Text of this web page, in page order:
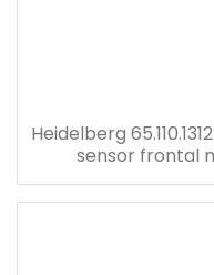
Heidelberg
sensor frontal